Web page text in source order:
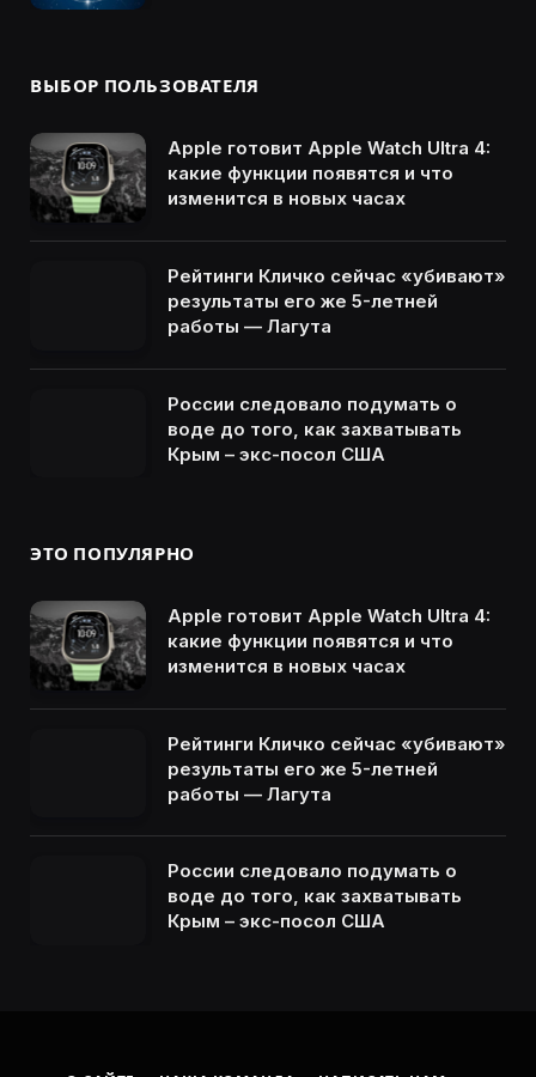
ВЫБОР ПОЛЬЗОВАТЕЛЯ
Apple готовит Apple Watch Ultra 4:
какие функции появятся и что
изменится в новых часах
Рейтинги Кличко сейчас «убивают»
результаты его же 5-летней
работы — Лагута
России следовало подумать о
воде до того, как захватывать
Крым – экс-посол США
ЭТО ПОПУЛЯРНО
Apple готовит Apple Watch Ultra 4:
какие функции появятся и что
изменится в новых часах
Рейтинги Кличко сейчас «убивают»
результаты его же 5-летней
работы — Лагута
России следовало подумать о
воде до того, как захватывать
Крым – экс-посол США